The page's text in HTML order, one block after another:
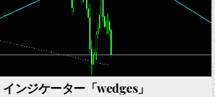
ンジケーター「wedges」